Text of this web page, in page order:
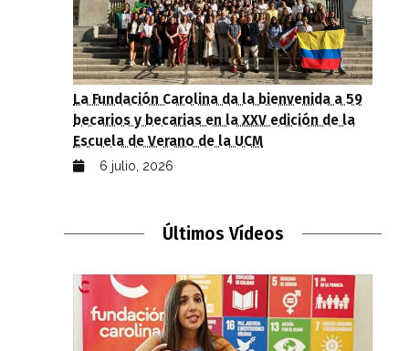
La Fundación Carolina da la bienvenida a 59
becarios y becarias en la XXV edición de la
Escuela de Verano de la UCM
6 julio, 2026
Últimos Vídeos